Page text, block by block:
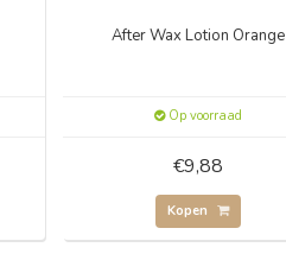
After Wax Lotion Orange
Op voorraad
€9,88
Kopen